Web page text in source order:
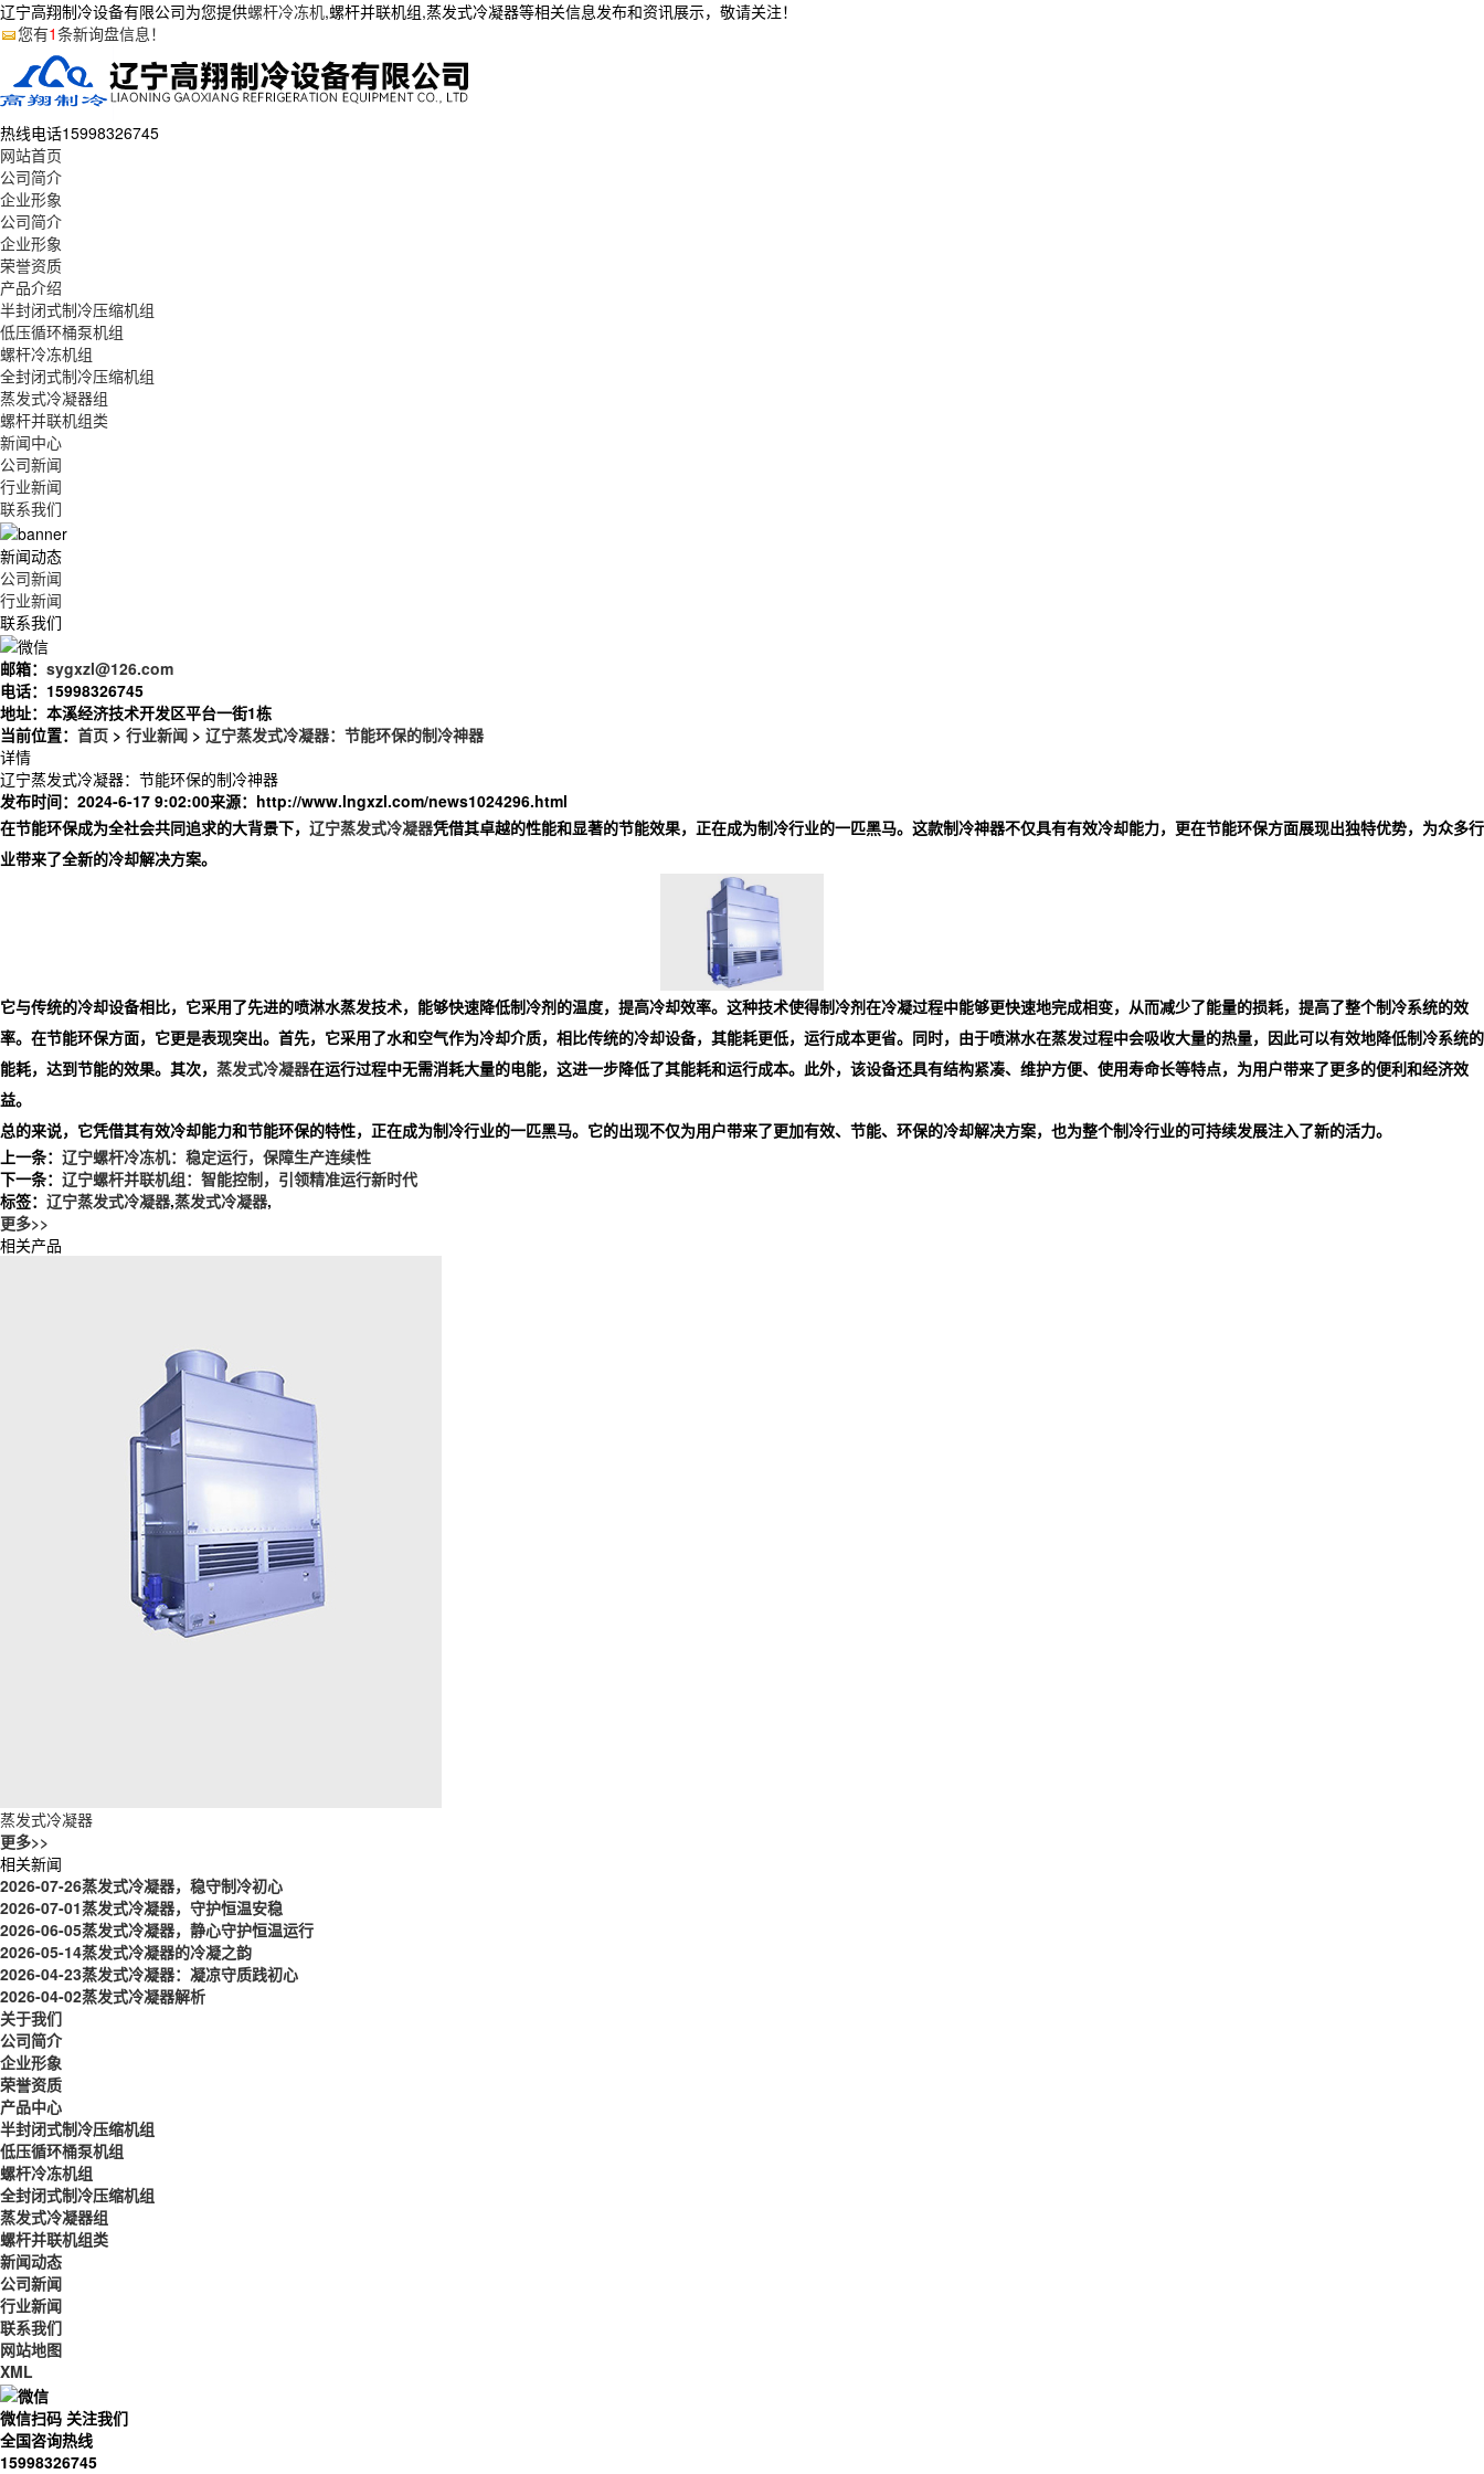
辽宁高翔制冷设备有限公司为您提供螺杆冷冻机,螺杆并联机组,蒸发式冷凝器等相关信息发布和资讯展示，敬请关注！
您有1条新询盘信息！
热线电话15998326745
网站首页
公司简介
企业形象
公司简介
企业形象
荣誉资质
产品介绍
半封闭式制冷压缩机组
低压循环桶泵机组
螺杆冷冻机组
全封闭式制冷压缩机组
蒸发式冷凝器组
螺杆并联机组类
新闻中心
公司新闻
行业新闻
联系我们
新闻动态
公司新闻
行业新闻
联系我们
邮箱： sygxzl@126.com
电话： 15998326745
地址： 本溪经济技术开发区平台一街1栋
当前位置： 首页 > 行业新闻 > 辽宁蒸发式冷凝器：节能环保的制冷神器
详情
辽宁蒸发式冷凝器：节能环保的制冷神器
发布时间：2024-6-17 9:02:00来源： http://www.lngxzl.com/news1024296.html
在节能环保成为全社会共同追求的大背景下， 辽宁蒸发式冷凝器凭借其卓越的性能和显著的节能效果，正在成为制冷行业的一匹黑马。这款制冷神器不仅具有有效冷却能力，更在节能环保方面展现出独特优势，为众多行
业带来了全新的冷却解决方案。
它与传统的冷却设备相比，它采用了先进的喷淋水蒸发技术，能够快速降低制冷剂的温度，提高冷却效率。这种技术使得制冷剂在冷凝过程中能够更快速地完成相变，从而减少了能量的损耗，提高了整个制冷系统的效
率。在节能环保方面，它更是表现突出。首先，它采用了水和空气作为冷却介质，相比传统的冷却设备，其能耗更低，运行成本更省。同时，由于喷淋水在蒸发过程中会吸收大量的热量，因此可以有效地降低制冷系统的
能耗，达到节能的效果。其次， 蒸发式冷凝器在运行过程中无需消耗大量的电能，这进一步降低了其能耗和运行成本。此外，该设备还具有结构紧凑、维护方便、使用寿命长等特点，为用户带来了更多的便利和经济效
益。
总的来说，它凭借其有效冷却能力和节能环保的特性，正在成为制冷行业的一匹黑马。它的出现不仅为用户带来了更加有效、节能、环保的冷却解决方案，也为整个制冷行业的可持续发展注入了新的活力。
上一条： 辽宁螺杆冷冻机：稳定运行，保障生产连续性
下一条： 辽宁螺杆并联机组：智能控制，引领精准运行新时代
标签： 辽宁蒸发式冷凝器,蒸发式冷凝器,
更多>>
相关产品
蒸发式冷凝器
更多>>
相关新闻
2026-07-26蒸发式冷凝器，稳守制冷初心
2026-07-01蒸发式冷凝器，守护恒温安稳
2026-06-05蒸发式冷凝器，静心守护恒温运行
2026-05-14蒸发式冷凝器的冷凝之韵
2026-04-23蒸发式冷凝器：凝凉守质践初心
2026-04-02蒸发式冷凝器解析
关于我们
公司简介
企业形象
荣誉资质
产品中心
半封闭式制冷压缩机组
低压循环桶泵机组
螺杆冷冻机组
全封闭式制冷压缩机组
蒸发式冷凝器组
螺杆并联机组类
新闻动态
公司新闻
行业新闻
联系我们
网站地图
XML
微信扫码 关注我们
全国咨询热线
15998326745